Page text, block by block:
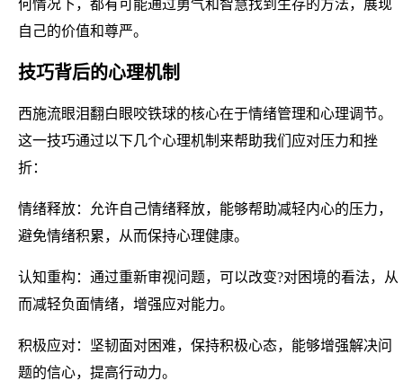
何情况下，都有可能通过勇气和智慧找到生存的方法，展现
自己的价值和尊严。
技巧背后的心理机制
西施流眼泪翻白眼咬铁球的核心在于情绪管理和心理调节。
这一技巧通过以下几个心理机制来帮助我们应对压力和挫
折：
情绪释放：允许自己情绪释放，能够帮助减轻内心的压力，
避免情绪积累，从而保持心理健康。
认知重构：通过重新审视问题，可以改变?对困境的看法，从
而减轻负面情绪，增强应对能力。
积极应对：坚韧面对困难，保持积极心态，能够增强解决问
题的信心，提高行动力。